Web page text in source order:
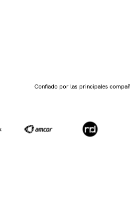
Confiado por las principales